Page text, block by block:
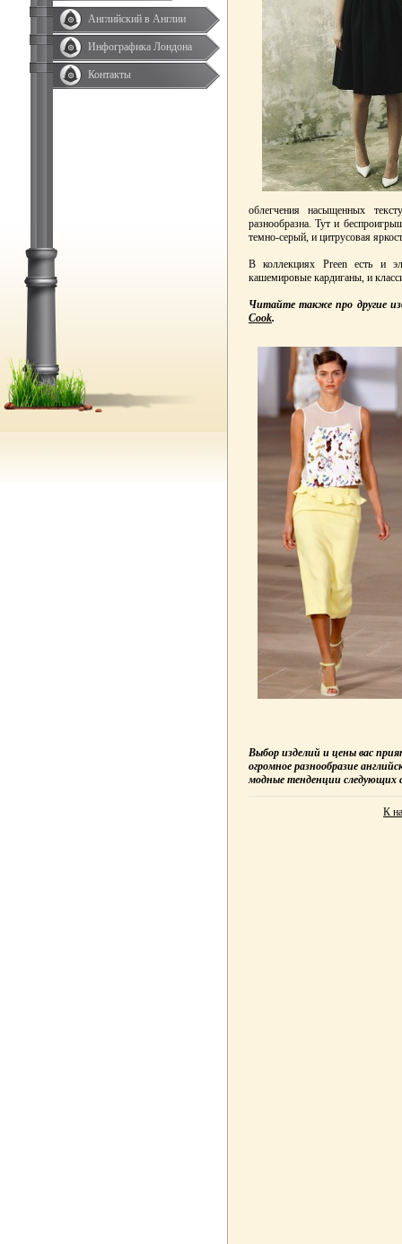
Английский в Англии
Инфографика Лондона
Контакты
облегчения насыщенных
разнообразна. Тут и
темно-серый, и цитрусовая
В коллекциях Preen есть и
кашемировые кардиганы, и
Читайте также про другие
Cook.
Выбор изделий и цены вас
огромное разнообразие
модные тенденции следующих
К